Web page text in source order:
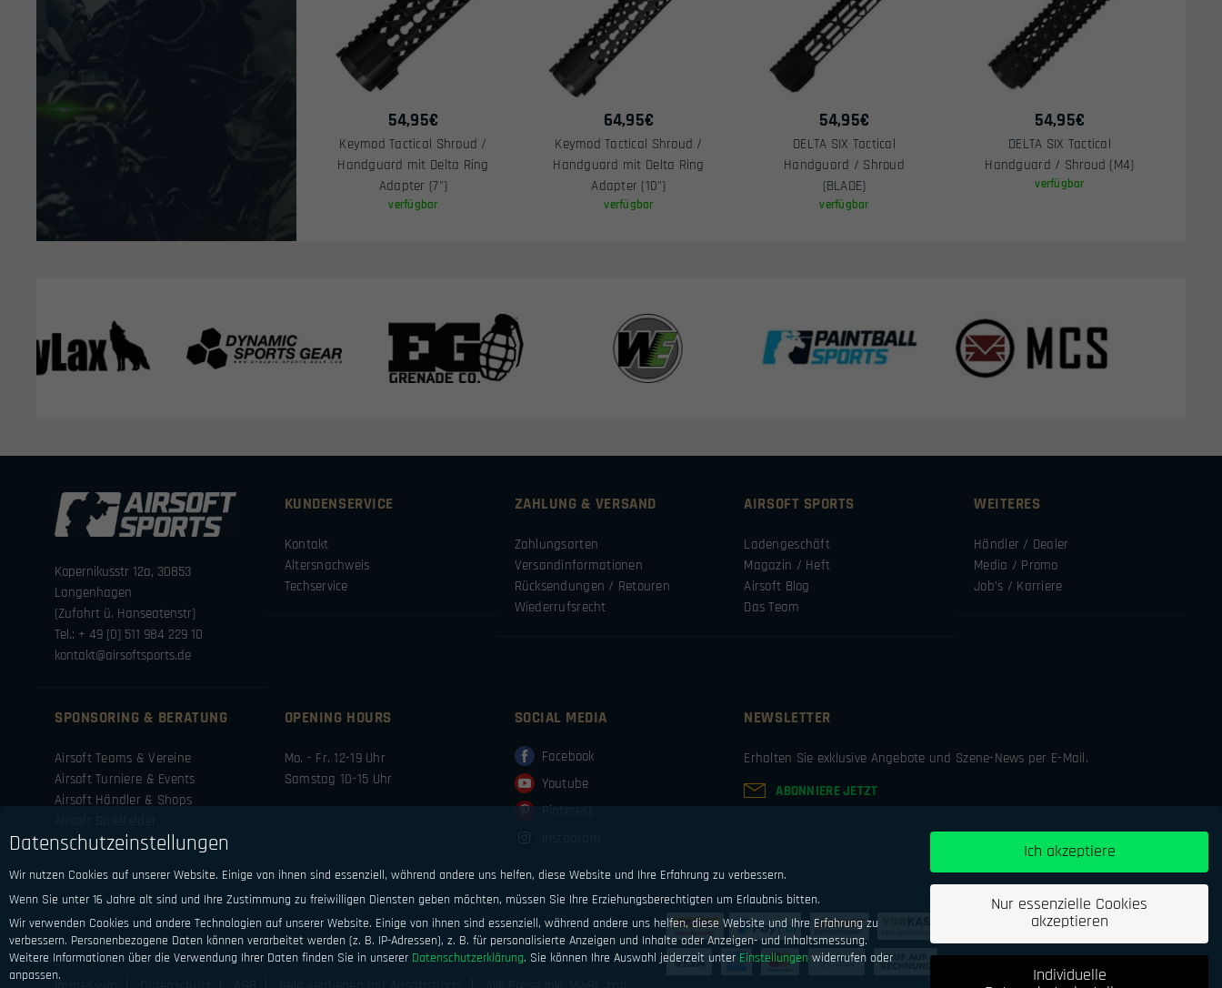
54,95€
Keymod Tactical Shroud /
Handguard mit Delta Ring
Adapter (7")
verfügbar
64,95€
Keymod Tactical Shroud /
Handguard mit Delta Ring
Adapter (10")
verfügbar
54,95€
DELTA SIX Tactical
Handguard / Shroud
(BLADE)
verfügbar
54,95€
DELTA SIX Tactical
Handguard / Shroud (M4)
verfügbar
Kopernikusstr 12a, 30853
Langenhagen
(Zufahrt ü. Hanseatenstr)
Tel.: + 49 [0] 511 984 229 10
kontakt@airsoftsports.de
KUNDENSERVICE
Kontakt
Altersnachweis
Techservice
ZAHLUNG & VERSAND
Zahlungsarten
Versandinformationen
Rücksendungen / Retouren
Wiederrufsrecht
AIRSOFT SPORTS
Ladengeschäft
Magazin / Heft
Airsoft Blog
Das Team
WEITERES
Händler / Dealer
Media / Promo
Job’s / Karriere
SPONSORING & BERATUNG
Airsoft Teams & Vereine
Airsoft Turniere & Events
Airsoft Händler & Shops
OPENING HOURS
Mo. - Fr. 12-19 Uhr
Samstag 10-15 Uhr
SOCIAL MEDIA
Facebook
Youtube
Pinterest
NEWSLETTER
Erhalten Sie exklusive Angebote und Szene-News per E-Mail.
ABONNIERE JETZT
Datenschutzeinstellungen
Wir nutzen Cookies auf unserer Website. Einige von ihnen sind essenziell, während andere uns helfen, diese Website und Ihre Erfahrung zu verbessern.
Wenn Sie unter 16 Jahre alt sind und Ihre Zustimmung zu freiwilligen Diensten geben möchten, müssen Sie Ihre Erziehungsberechtigten um Erlaubnis bitten.
Wir verwenden Cookies und andere Technologien auf unserer Website. Einige von ihnen sind essenziell, während andere uns helfen, diese Website und Ihre Erfahrung zu
verbessern. Personenbezogene Daten können verarbeitet werden (z. B. IP-Adressen), z. B. für personalisierte Anzeigen und Inhalte oder Anzeigen- und Inhaltsmessung.
Weitere Informationen über die Verwendung Ihrer Daten finden Sie in unserer Datenschutzerklärung. Sie können Ihre Auswahl jederzeit unter Einstellungen widerrufen oder
anpassen.
Ich akzeptiere
Nur essenzielle Cookies
akzeptieren
Individuelle